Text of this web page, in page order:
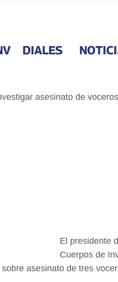
DIALES
El presidente
Cuerpos de
asesinato de tres